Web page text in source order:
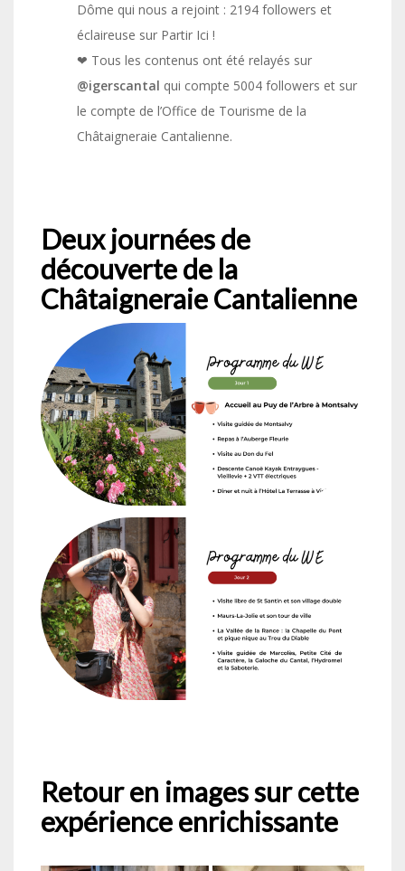
Dôme qui nous a rejoint : 2194 followers et
éclaireuse sur Partir Ici !
❤ Tous les contenus ont été relayés sur
@igerscantal qui compte 5004 followers et sur
le compte de l’Office de Tourisme de la
Châtaigneraie Cantalienne.
Deux journées de
découverte de la
Châtaigneraie Cantalienne
Retour en images sur cette
expérience enrichissante